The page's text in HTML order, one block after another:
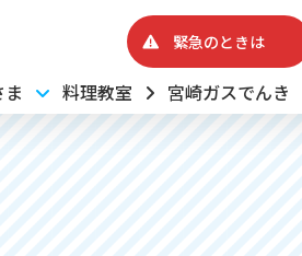
緊急のときは
料理教室 宮崎ガスでんき